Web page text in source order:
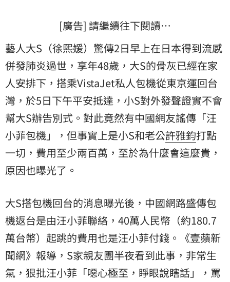
[廣告] 請繼續往下閱讀…
藝人大S（徐熙媛）驚傳2日早上在日本得到流感
併發肺炎過世，享年48歲，大S的骨灰已經在家
人安排下，搭乘VistaJet私人包機從東京運回台
灣，於5日下午平安抵達，小S對外發聲證實不會
幫大S辦告別式。對此竟然有中國網友謠傳「汪
小菲包機」，但事實上是小S和老公許雅鈞打點
一切，費用至少兩百萬，至於為什麼會這麼貴，
原因也曝光了。
大S搭包機回台的消息曝光後，中國網路盛傳包
機返台是由汪小菲聯絡，40萬人民幣（約180.7
萬台幣）起跳的費用也是汪小菲付錢。《壹蘋新
聞網》報導，S家親友團半夜看到此事，非常生
氣，狠批汪小菲「噁心極至，睜眼說瞎話」，罵